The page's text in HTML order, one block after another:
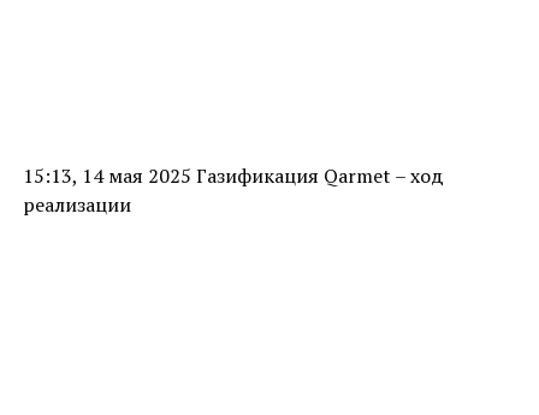
15:13, 14 мая 2025 Газификация Qarmet – ход
реализации